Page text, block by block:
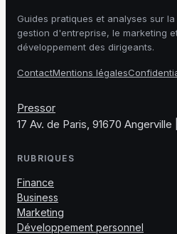
Guides pratiques et analyses sur
gestion d'entreprise, le marketing
développement des dirigeants.
ContactMentions légales
Pressor
17 Av. de Paris, 91670 Angerville
RUBRIQUES
Finance
Business
Marketing
Développement personnel